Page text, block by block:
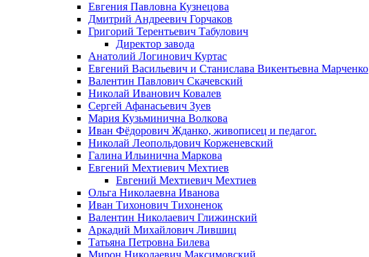
Евгения Павловна Кузнецова
Дмитрий Андреевич Горчаков
Григорий Терентьевич Табулович
Директор завода
Анатолий Логинович Куртас
Евгений Васильевич и Станислава Викентьевна Марченко
Валентин Павлович Скачевский
Николай Иванович Ковалев
Сергей Афанасьевич Зуев
Мария Кузьминична Волкова
Иван Фёдорович Жданко, живописец и педагог.
Николай Леопольдович Корженевский
Галина Ильинична Маркова
Евгений Мехтиевич Мехтиев
Евгений Мехтиевич Мехтиев
Ольга Николаевна Иванова
Иван Тихонович Тихоненок
Валентин Николаевич Глижинский
Аркадий Михайлович Лившиц
Татьяна Петровна Билева
Мирон Николаевич Максимовский